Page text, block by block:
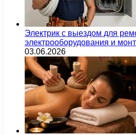
Электрик с выездом для
электрооборудования и
03.06.2026